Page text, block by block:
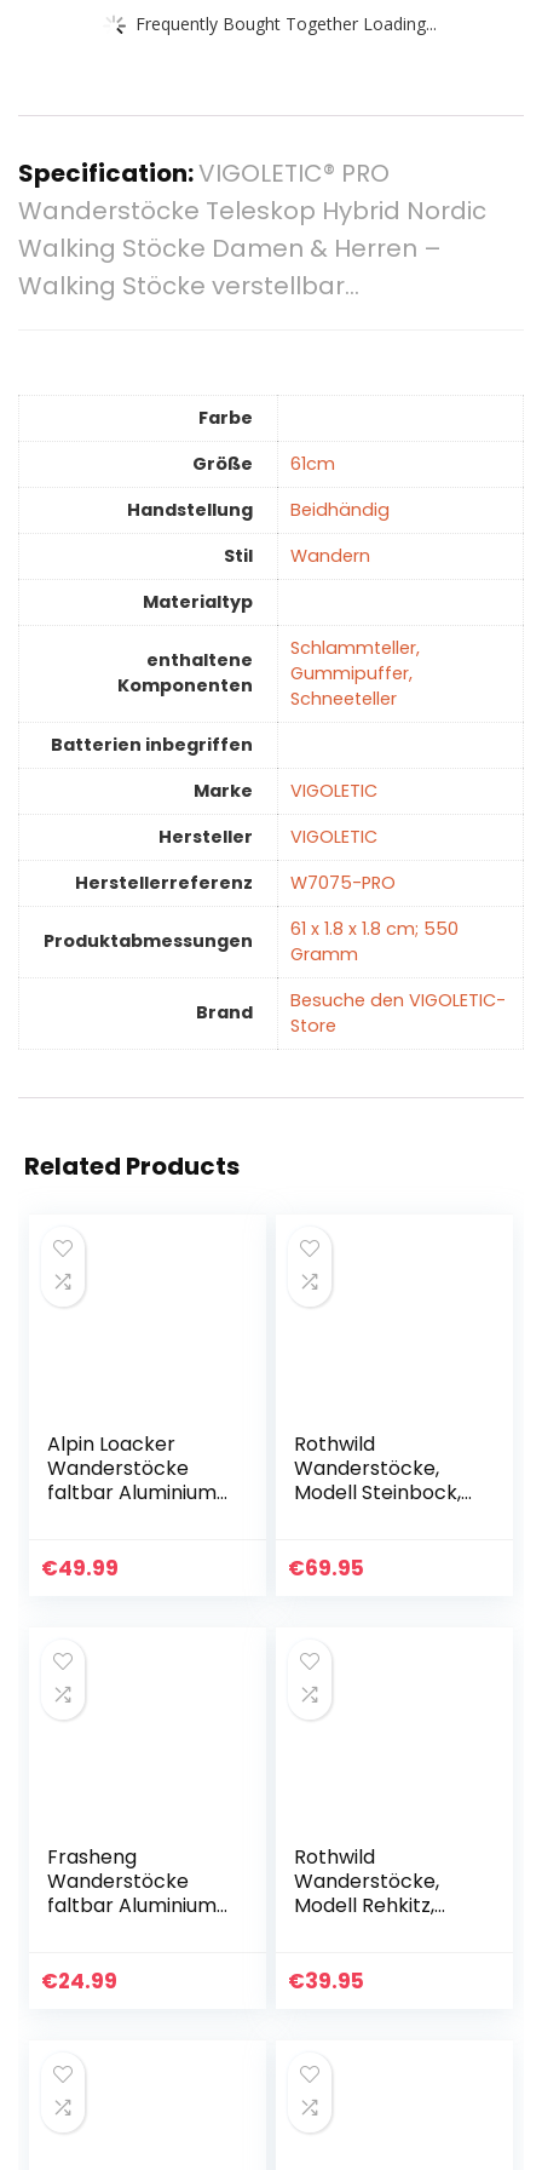
Frequently Bought Together Loading...
Specification:VIGOLETIC® PRO
Wanderstöcke Teleskop Hybrid Nordic
Walking Stöcke Damen & Herren –
Walking Stöcke verstellbar…
Farbe
Größe
‎61cm
Handstellung
‎Beidhändig
Stil
‎Wandern
Materialtyp
enthaltene
Komponenten
‎Schlammteller,
Gummipuffer,
Schneeteller
Batterien inbegriffen
Marke
‎VIGOLETIC
Hersteller
‎VIGOLETIC
Herstellerreferenz
‎W7075-PRO
Produktabmessungen
‎61 x 1.8 x 1.8 cm; 550
Gramm
Brand
Besuche den VIGOLETIC-
Store
Related Products
Alpin Loacker
Wanderstöcke
faltbar Aluminium
Walking Stöcke
€49.99
Rothwild
Wanderstöcke,
Modell Steinbock,
Kork-Griff, für
€69.95
Frasheng
Wanderstöcke
faltbar Aluminium
Wanderstöcke
€24.99
Rothwild
Wanderstöcke,
Modell Rehkitz,
mit Kork-Griff, für
€39.95